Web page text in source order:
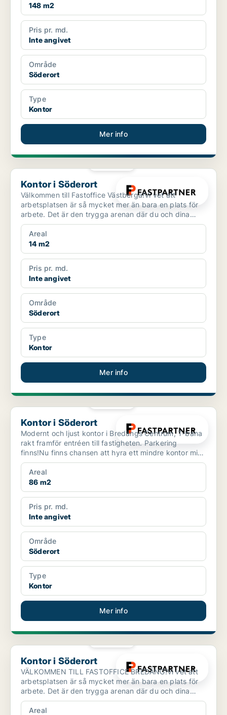
148 m2
Pris pr. md.
Inte angivet
Område
Söderort
Type
Kontor
Mer info
Kontor i Söderort
Kontor i Söderort
Välkommen till Fastoffice Västberga!Vi vet att
arbetsplatsen är så mycket mer än bara en plats för
arbete. Det är den trygga arenan där du och dina
kollegor ...
Areal
14 m2
Pris pr. md.
Inte angivet
Område
Söderort
Type
Kontor
Mer info
Kontor i Söderort
Kontor i Söderort
Modernt och ljust kontor i Bredängs Centrum, T-bana
rakt framför entréen till fastigheten. Parkering
finns!Nu finns chansen att hyra ett mindre kontor mitt
i...
Areal
86 m2
Pris pr. md.
Inte angivet
Område
Söderort
Type
Kontor
Mer info
Kontor i Söderort
Kontor i Söderort
VÄLKOMMEN TILL FASTOFFICE BREDÄNG!Vi vet att
arbetsplatsen är så mycket mer än bara en plats för
arbete. Det är den trygga arenan där du och dina
kollegor um...
Areal